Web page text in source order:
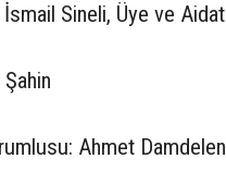
Sineli, Üye ve Aidat
Ahmet Damdelen